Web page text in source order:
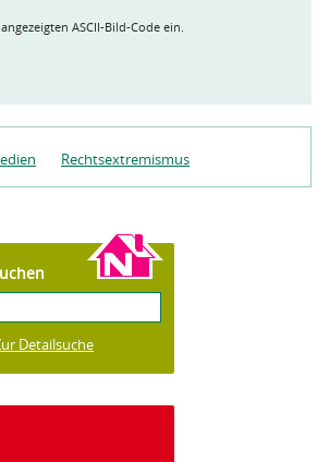
ASCII-Bild-Code ein.
Rechtsextremismus
Detailsuche